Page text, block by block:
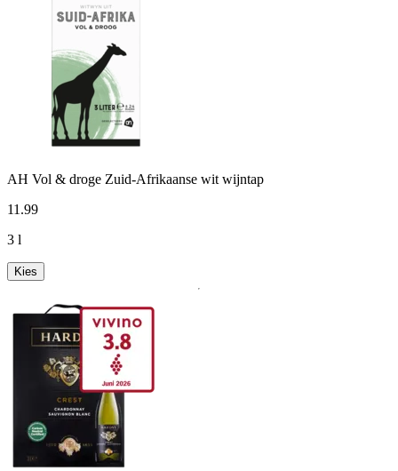
AH Vol & droge Zuid-Afrikaanse wit wijntap
11 .99
3 l
Kies